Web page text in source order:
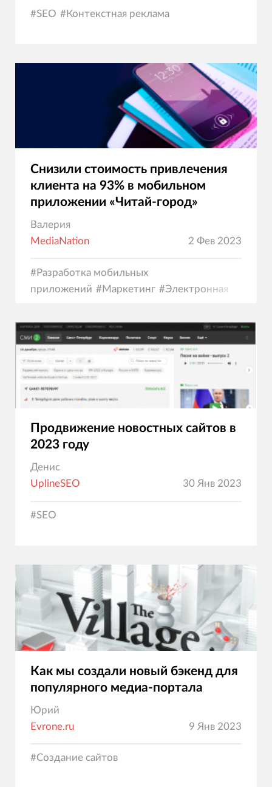
#SEO #Контекстная реклама
Снизили стоимость привлечения
клиента на 93% в мобильном
приложении «Читай-город»
Валерия
MediaNation
2 Фев 2023
#Разработка мобильных
приложений #Маркетинг #Электронная
Продвижение новостных сайтов в
2023 году
Денис
UplineSEO
30 Янв 2023
#SEO
Как мы создали новый бэкенд для
популярного медиа-портала
Юрий
Evrone.ru
9 Янв 2023
#Создание сайтов